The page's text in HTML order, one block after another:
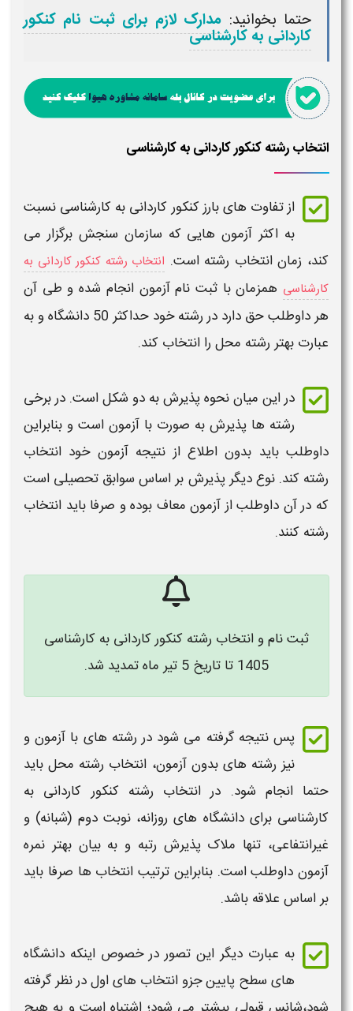
حتما بخوانید: مدارک لازم برای ثبت نام کنکور
کاردانی به کارشناسی
انتخاب رشته کنکور کاردانی به کارشناسی
از تفاوت های بارزکنکور کاردانی به کارشناسی نسبت
به اکثر آزمونهایی که سازمان سنجش برگزار می
کند، زمان انتخاب رشته است. انتخاب رشته کنکور کاردانی به
کارشناسی همزمانباثبت نام آزمون انجام شده و طی آن
هر داوطلب حق دارد در رشته خود حداکثر 50 دانشگاه و به
عبارت بهتر رشته محل را انتخاب کند.
در این میان نحوه پذیرش به دو شکل است. در برخی
رشته ها پذیرش به صورت با آزمون است و بنابراین
داوطلب باید بدون اطلاع از نتیجهآزمون خود انتخاب
رشته کند. نوع دیگر پذیرش بر اساس سوابق تحصیلی است
که در آن داوطلب ازآزمونمعاف بوده و صرفا باید انتخاب
رشته کنند.
ثبت نام و انتخاب رشته کنکور کاردانی به کارشناسی
1405 تا تاریخ 5 تیر ماه تمدید شد.
پس نتیجه گرفته می شود در رشته های با آزمونو
نیز رشته های بدونآزمون، انتخاب رشته محل باید
حتما انجام شود. در انتخاب رشته کنکور کاردانی به
کارشناسی برای دانشگاه های روزانه، نوبت دوم (شبانه) و
غیرانتفاعی، تنها ملاک پذیرش رتبه و به بیان بهتر نمره
آزمون داوطلب است. بنابراین ترتیب انتخاب ها صرفا باید
بر اساس علاقه باشد.
به عبارت دیگر این تصور در خصوص اینکه دانشگاه
های سطح پایین جزو انتخاب های اول در نظر گرفته